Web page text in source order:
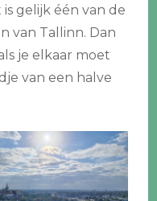
is gelijk één van de
van Tallinn. Dan
je elkaar moet
van een halve